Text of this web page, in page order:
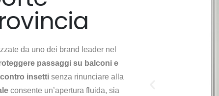
da uno dei brand leader nel
passaggi su balconi e
insetti senza rinunciare alla
consente un’apertura fluida, sia